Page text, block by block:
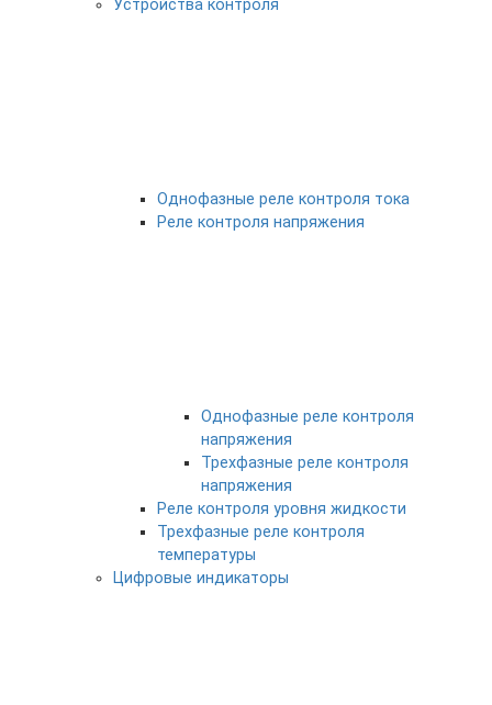
Устройства контроля
Однофазные реле контроля тока
Реле контроля напряжения
Однофазные реле контроля
напряжения
Трехфазные реле контроля
напряжения
Реле контроля уровня жидкости
Трехфазные реле контроля
температуры
Цифровые индикаторы